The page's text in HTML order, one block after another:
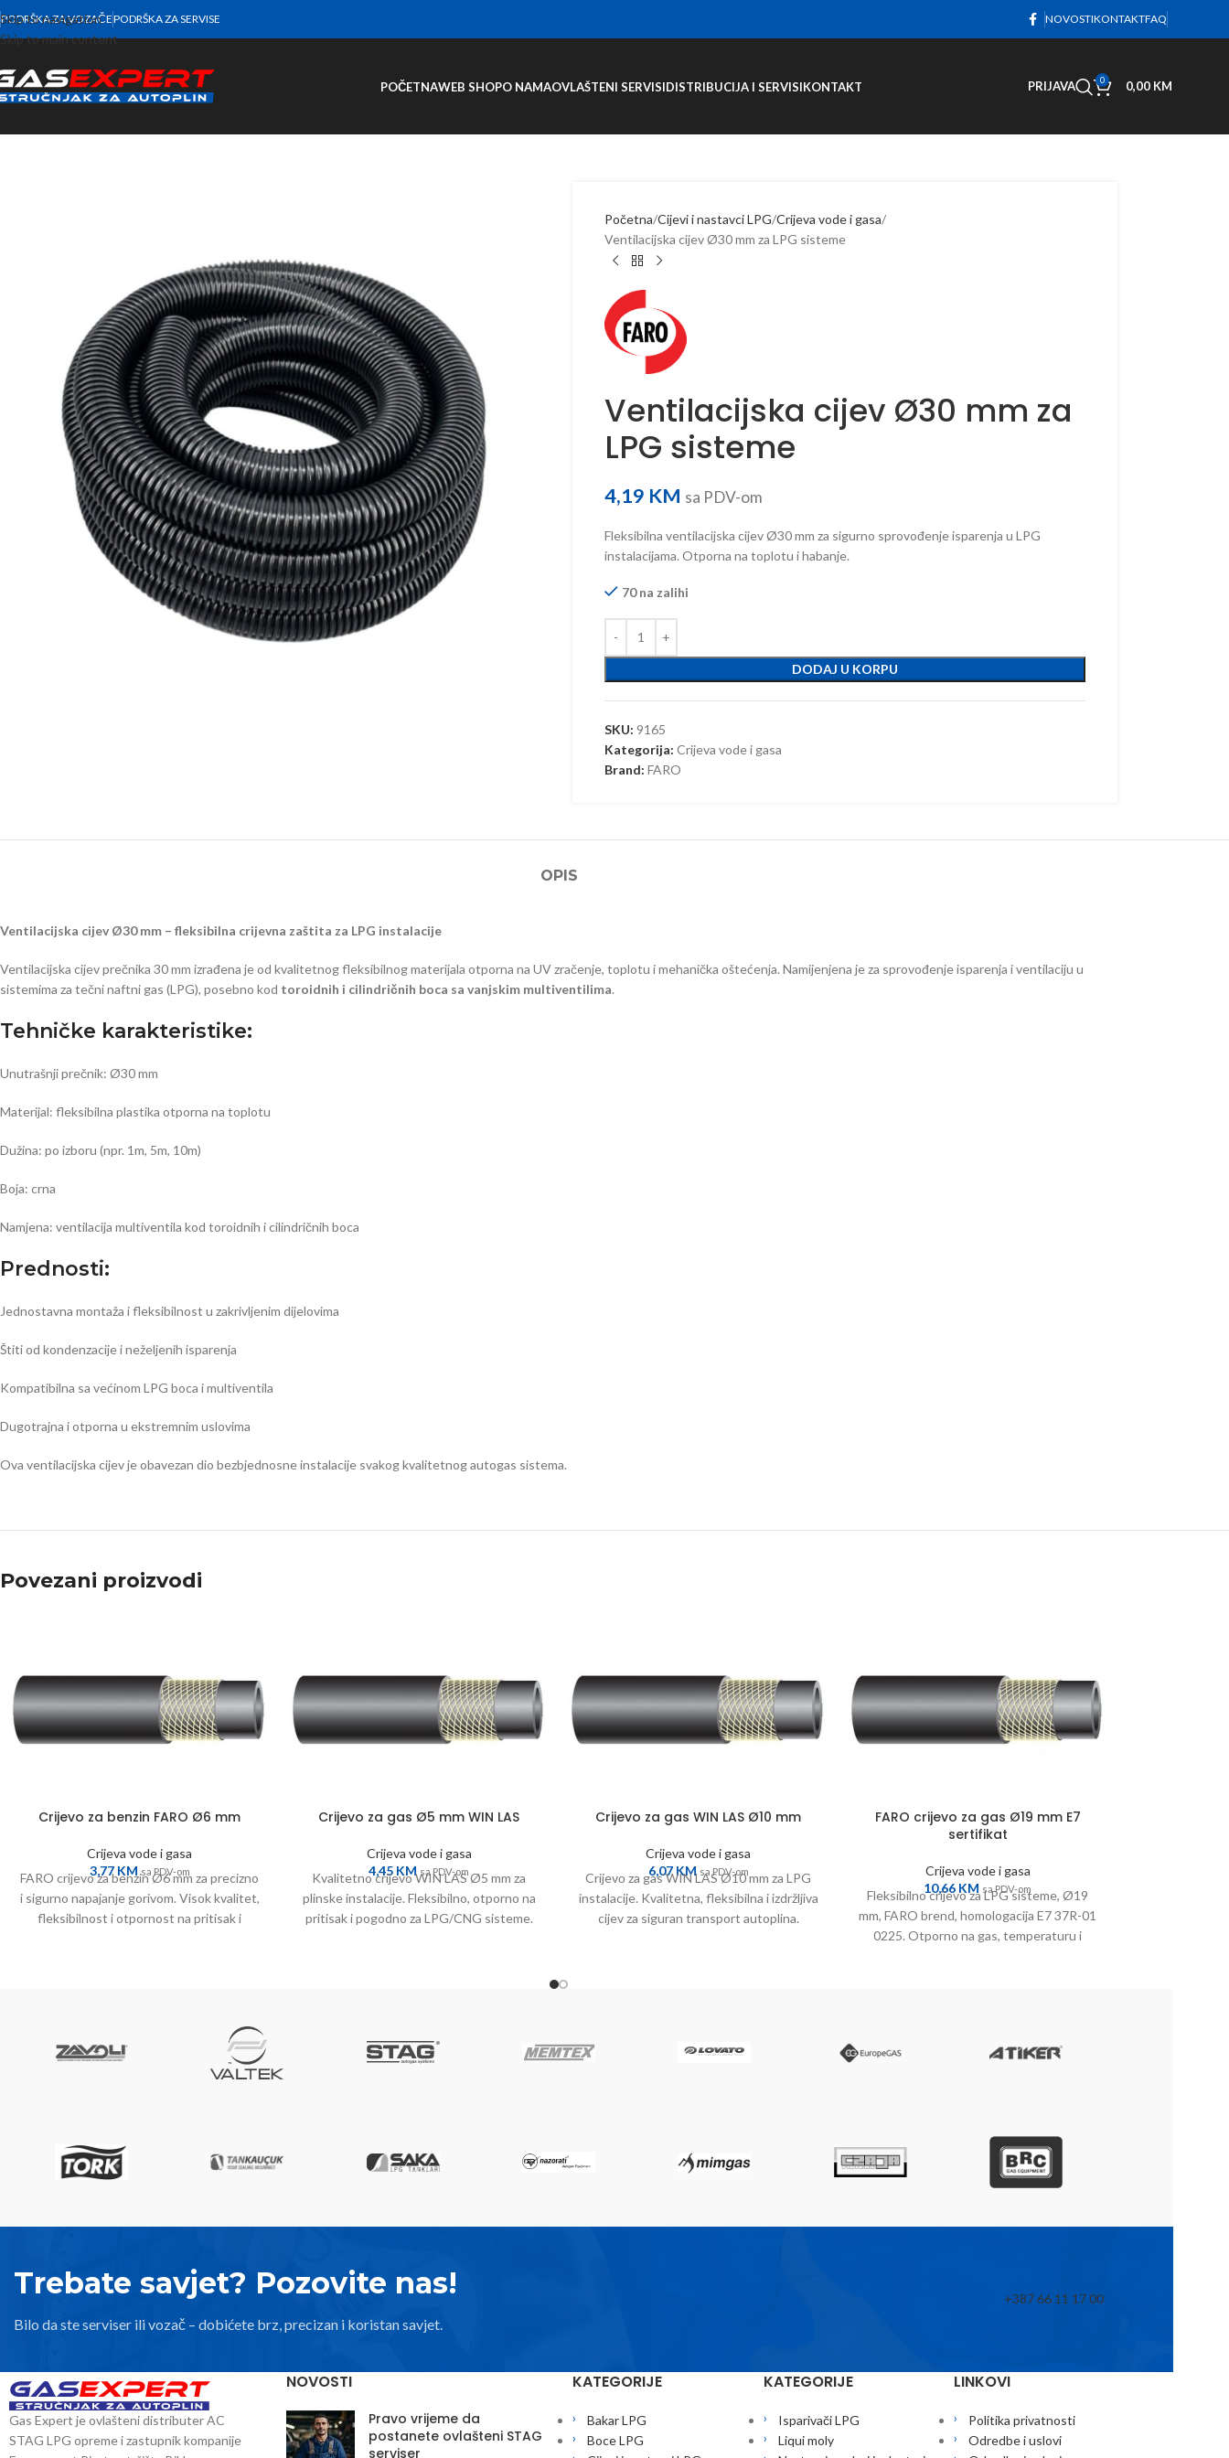
Skip to navigation
Skip to main content
PODRŠKA ZA VOZAČEPODRŠKA ZA SERVISE NOVOSTIKONTAKTFAQ
POČETNAWEB SHOPO NAMAOVLAŠTENI SERVISIDISTRIBUCIJA I SERVISIKONTAKT PRIJAVA 0 0,00 KM
Početna Cijevi i nastavci LPG Crijeva vode i gasa
Ventilacijska cijev Ø30 mm za LPG sisteme
Ventilacijska cijev Ø30 mm za
LPG sisteme
4,19 KM sa PDV-om
Fleksibilna ventilacijska cijev Ø30 mm za sigurno sprovođenje isparenja u LPG
instalacijama. Otporna na toplotu i habanje.
70 na zalihi
DODAJ U KORPU
SKU: 9165
Kategorija: Crijeva vode i gasa
Brand: FARO
OPIS
Ventilacijska cijev Ø30 mm – fleksibilna crijevna zaštita za LPG instalacije
Ventilacijska cijev prečnika 30 mm izrađena je od kvalitetnog fleksibilnog materijala otporna na UV zračenje, toplotu i mehanička oštećenja. Namijenjena je za sprovođenje isparenja i ventilaciju u
sistemima za tečni naftni gas (LPG), posebno kod toroidnih i cilindričnih boca sa vanjskim multiventilima.
Tehničke karakteristike:
Unutrašnji prečnik: Ø30 mm
Materijal: fleksibilna plastika otporna na toplotu
Dužina: po izboru (npr. 1m, 5m, 10m)
Boja: crna
Namjena: ventilacija multiventila kod toroidnih i cilindričnih boca
Prednosti:
Jednostavna montaža i fleksibilnost u zakrivljenim dijelovima
Štiti od kondenzacije i neželjenih isparenja
Kompatibilna sa većinom LPG boca i multiventila
Dugotrajna i otporna u ekstremnim uslovima
Ova ventilacijska cijev je obavezan dio bezbjednosne instalacije svakog kvalitetnog autogas sistema.
Povezani proizvodi
Crijevo za benzin FARO Ø6 mm
Crijeva vode i gasa
3,77 KM sa PDV-om
FARO crijevo za benzin Ø6 mm za precizno
i sigurno napajanje gorivom. Visok kvalitet,
fleksibilnost i otpornost na pritisak i
Crijevo za gas Ø5 mm WIN LAS
Crijeva vode i gasa
4,45 KM sa PDV-om
Kvalitetno crijevo WIN LAS Ø5 mm za
plinske instalacije. Fleksibilno, otporno na
pritisak i pogodno za LPG/CNG sisteme.
Crijevo za gas WIN LAS Ø10 mm
Crijeva vode i gasa
6,07 KM sa PDV-om
Crijevо za gas WIN LAS Ø10 mm za LPG
instalacije. Kvalitetna, fleksibilna i izdržljiva
cijev za siguran transport autoplina.
FARO crijevo za gas Ø19 mm E7
sertifikat
Crijeva vode i gasa
10,66 KM sa PDV-om
Fleksibilno crijevo za LPG sisteme, Ø19
mm, FARO brend, homologacija E7 37R-01
0225. Otporno na gas, temperaturu i
Trebate savjet? Pozovite nas!
Bilo da ste serviser ili vozač – dobićete brz, precizan i koristan savjet.
+387 66 11 17 00
Gas Expert je ovlašteni distributer AC
STAG LPG opreme i zastupnik kompanije
NOVOSTI
Pravo vrijeme da
postanete ovlašteni STAG
serviser
KATEGORIJE
Bakar LPG
Boce LPG
KATEGORIJE
Isparivači LPG
Liqui moly
LINKOVI
Politika privatnosti
Odredbe i uslovi